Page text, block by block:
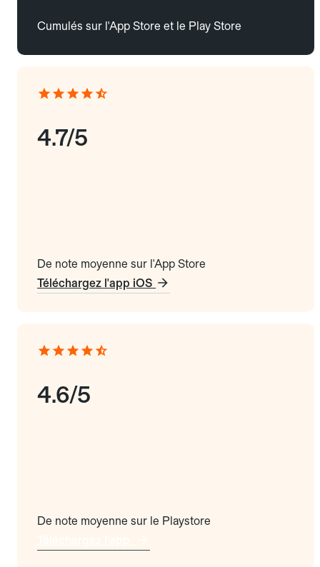
Cumulés sur l'App Store et le Play Store
4.7/5
De note moyenne sur l'App Store
Téléchargez l'app iOS
4.6/5
De note moyenne sur le Playstore